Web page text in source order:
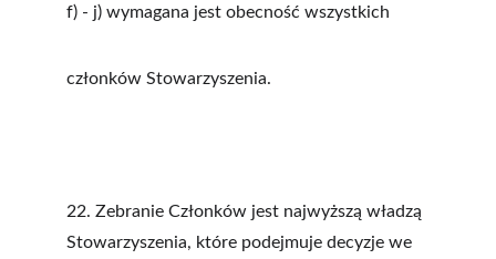
f) - j) wymagana jest obecność wszystkich
członków Stowarzyszenia.
22. Zebranie Członków jest najwyższą władzą
Stowarzyszenia, które podejmuje decyzje we